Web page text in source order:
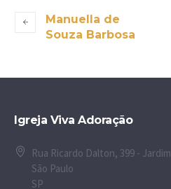
Manuella de
Souza Barbosa
Igreja Viva Adoração
Rua Ricardo Dalton, 399 -
São Paulo
SP